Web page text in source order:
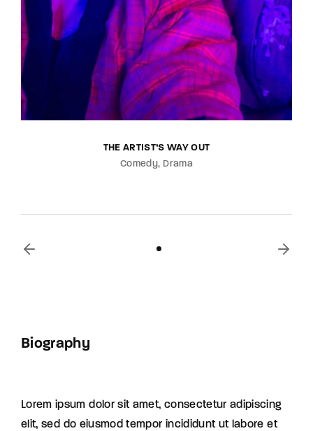
THE ARTIST’S WAY OUT
Comedy Drama
Biography
Lorem ipsum dolor sit amet, consectetur adipiscing
elit, sed do eiusmod tempor incididunt ut labore et